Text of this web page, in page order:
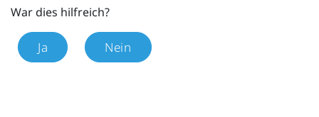
War dies hilfreich?
Ja Nein